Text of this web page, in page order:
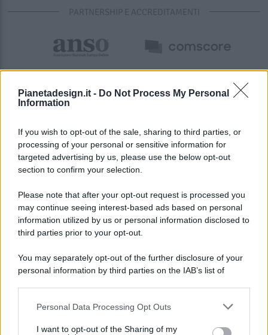
Pianetadesign.it - Do Not Process My Personal
Information
If you wish to opt-out of the sale, sharing to third parties, or
processing of your personal or sensitive information for
targeted advertising by us, please use the below opt-out
section to confirm your selection.
Please note that after your opt-out request is processed you
may continue seeing interest-based ads based on personal
information utilized by us or personal information disclosed to
third parties prior to your opt-out.
You may separately opt-out of the further disclosure of your
personal information by third parties on the IAB’s list of
This information may also be disclosed by us to third parties
Personal Data Processing Opt Outs
I want to opt-out of the Sharing of my
PARTNERSHIP E ACCREDITAMENTI
© 2026 - Pianeta Design - P.IVA 04827280654 - Testata
Registrata Al Tribunale Di Nocera Inferiore N. 8/2020 - RG N.
ISCRIZIONE AL ROC N. 35792 – ISCRITTA ALL’ANSO
(ASSOCIAZIONE NAZIONALE STAMPA ONLINE)
PREFERENZE PRIVACY